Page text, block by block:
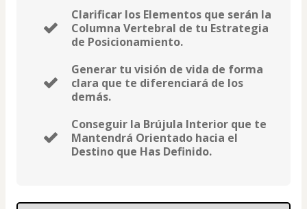
Clarificar los Elementos que serán la
Columna Vertebral de tu Estrategia
de Posicionamiento.
Generar tu visión de vida de forma
clara que te diferenciará de los
demás.
Conseguir la Brújula Interior que te
Mantendrá Orientado hacia el
Destino que Has Definido.